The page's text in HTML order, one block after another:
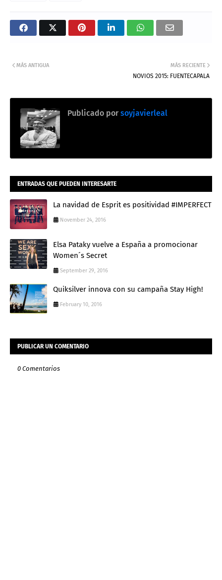
MÁS RECIENTE
NOVIOS 2015: FUENTECAPALA
MÁS ANTIGUA
Publicado por soyjavierleal
ENTRADAS QUE PUEDEN INTERESARTE
La navidad de Esprit es positividad #IMPERFECT
November 24, 2016
Elsa Pataky vuelve a España a promocionar
Women´s Secret
September 29, 2016
Quiksilver innova con su campaña Stay High!
February 10, 2016
PUBLICAR UN COMENTARIO
0 Comentarios